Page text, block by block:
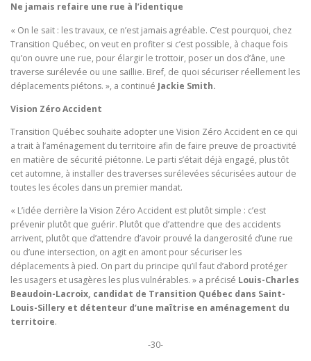
Ne jamais refaire une rue à l’identique
« On le sait : les travaux, ce n’est jamais agréable. C’est pourquoi, chez
Transition Québec, on veut en profiter si c’est possible, à chaque fois
qu’on ouvre une rue, pour élargir le trottoir, poser un dos d’âne, une
traverse surélevée ou une saillie. Bref, de quoi sécuriser réellement les
déplacements piétons. », a continué Jackie Smith.
Vision Zéro Accident
Transition Québec souhaite adopter une Vision Zéro Accident en ce qui
a trait à l’aménagement du territoire afin de faire preuve de proactivité
en matière de sécurité piétonne. Le parti s’était déjà engagé, plus tôt
cet automne, à installer des traverses surélevées sécurisées autour de
toutes les écoles dans un premier mandat.
« L’idée derrière la Vision Zéro Accident est plutôt simple : c’est
prévenir plutôt que guérir. Plutôt que d’attendre que des accidents
arrivent, plutôt que d’attendre d’avoir prouvé la dangerosité d’une rue
ou d’une intersection, on agit en amont pour sécuriser les
déplacements à pied. On part du principe qu’il faut d’abord protéger
les usagers et usagères les plus vulnérables. » a précisé Louis-Charles
Beaudoin-Lacroix, candidat de Transition Québec dans Saint-
Louis-Sillery et détenteur d’une maîtrise en aménagement du
territoire.
-30-